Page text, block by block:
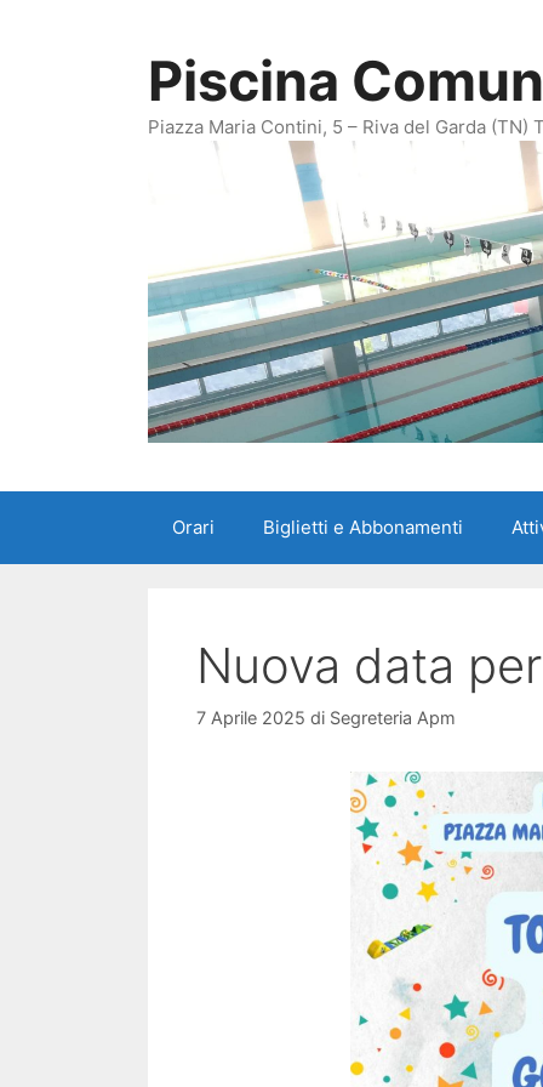
Piscina
Piazza Maria Contini, 5 – Riva del Garda
Orari Biglietti e Abbonamenti
Nuova data
7 Aprile 2025 di Segreteria Apm